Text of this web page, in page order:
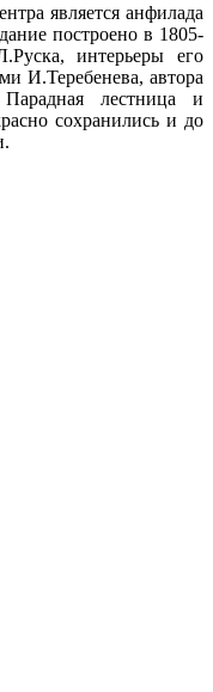
является анфилада
построено в 1805-
интерьеры его
И.Теребенева, автора
лестница и
сохранились и до